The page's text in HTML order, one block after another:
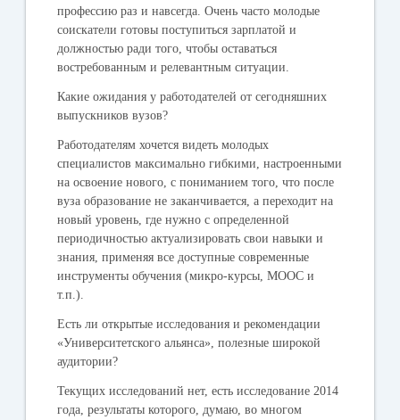
профессию раз и навсегда. Очень часто молодые
соискатели готовы поступиться зарплатой и
должностью ради того, чтобы оставаться
востребованным и релевантным ситуации.
Какие ожидания у работодателей от сегодняшних
выпускников вузов?
Работодателям хочется видеть молодых
специалистов максимально гибкими, настроенными
на освоение нового, с пониманием того, что после
вуза образование не заканчивается, а переходит на
новый уровень, где нужно с определенной
периодичностью актуализировать свои навыки и
знания, применяя все доступные современные
инструменты обучения (микро-курсы, MOOC и
т.п.).
Есть ли открытые исследования и рекомендации
«Университетского альянса», полезные широкой
аудитории?
Текущих исследований нет, есть исследование 2014
года, результаты которого, думаю, во многом